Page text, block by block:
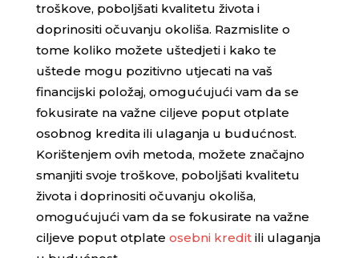
troškove, poboljšati kvalitetu života i
doprinositi očuvanju okoliša. Razmislite o
tome koliko možete uštedjeti i kako te
uštede mogu pozitivno utjecati na vaš
financijski položaj, omogućujući vam da se
fokusirate na važne ciljeve poput otplate
osobnog kredita ili ulaganja u budućnost.
Korištenjem ovih metoda, možete značajno
smanjiti svoje troškove, poboljšati kvalitetu
života i doprinositi očuvanju okoliša,
omogućujući vam da se fokusirate na važne
ciljeve poput otplate osebni kreditili ulaganja